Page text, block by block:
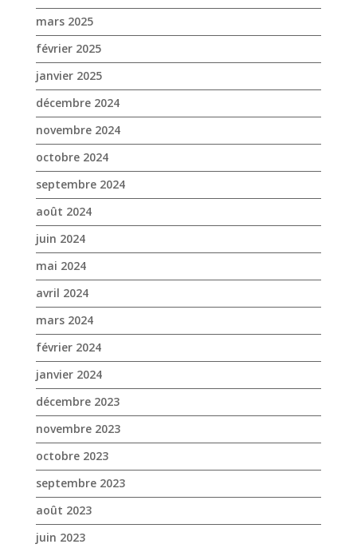
mars 2025
février 2025
janvier 2025
décembre 2024
novembre 2024
octobre 2024
septembre 2024
août 2024
juin 2024
mai 2024
avril 2024
mars 2024
février 2024
janvier 2024
décembre 2023
novembre 2023
octobre 2023
septembre 2023
août 2023
juin 2023